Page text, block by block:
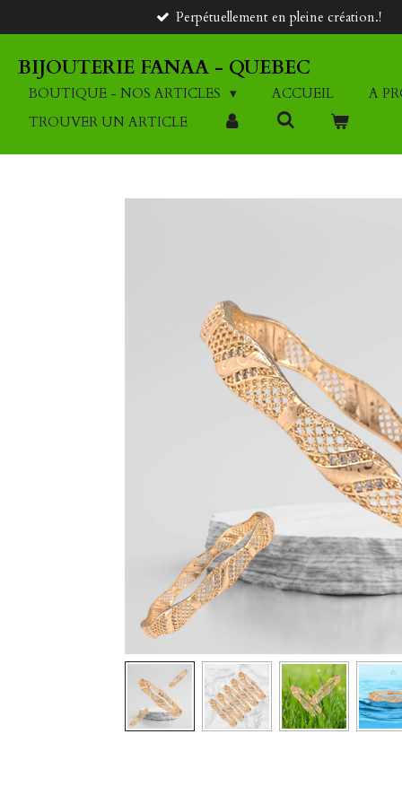
au
contenu
principal
Perpétuellement en pleine création.!
BIJOUTERIE FANAA - QUEBEC
BOUTIQUE - NOS ARTICLES ACCUEIL
A
TROUVER UN ARTICLE